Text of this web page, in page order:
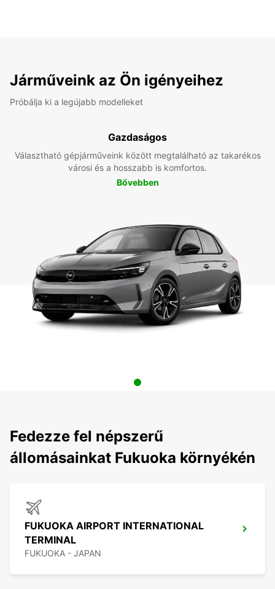
Járműveink az Ön igényeihez
Próbálja ki a legújabb modelleket
Gazdaságos
Választható gépjárműveink között megtalálható az takarékos
városi és a hosszabb is komfortos.
Bővebben
Fedezze fel népszerű
állomásainkat Fukuoka környékén
FUKUOKA AIRPORT INTERNATIONAL
TERMINAL
FUKUOKA - JAPAN